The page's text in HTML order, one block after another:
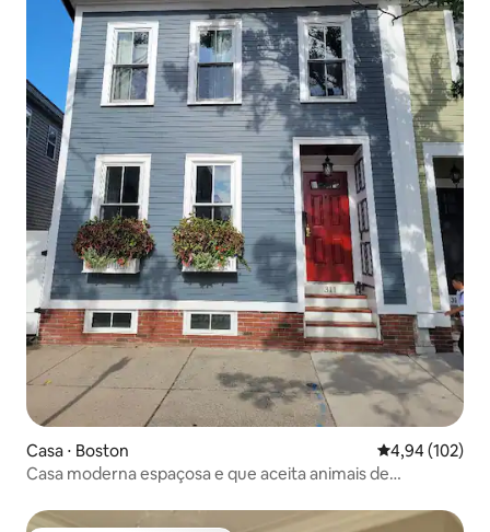
Casa ⋅ Boston 4,94 de uma
4,94 (102)
Casa moderna espaçosa e que aceita animais de